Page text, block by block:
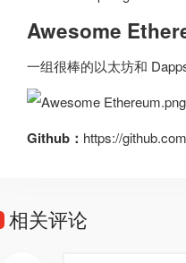
Awesome
一组很棒的以太坊和
Github： https://
相关评论